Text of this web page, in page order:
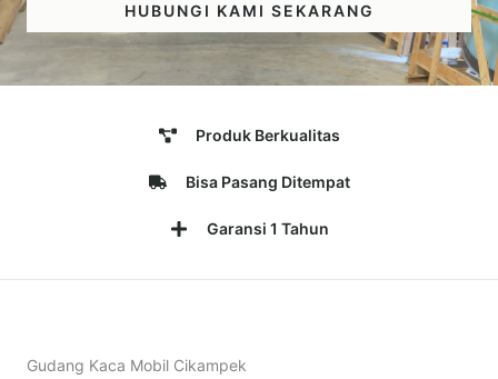
HUBUNGI KAMI SEKARANG
Produk Berkualitas
Bisa Pasang Ditempat
Garansi 1 Tahun
Gudang Kaca Mobil Cikampek